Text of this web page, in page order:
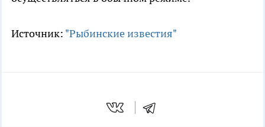
Источник: "Рыбинские известия"